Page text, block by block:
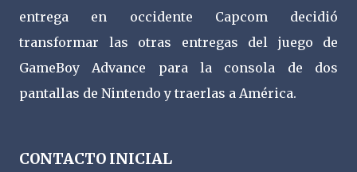
entrega en occidente Capcom decidió
transformar las otras entregas del juego de
GameBoy Advance para la consola de dos
pantallas de Nintendo y traerlas a América.
CONTACTO INICIAL